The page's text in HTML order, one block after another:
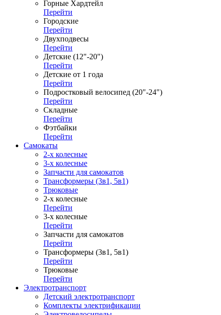
Горные Хардтейл
Перейти
Городские
Перейти
Двухподвесы
Перейти
Детские (12"-20")
Перейти
Детские от 1 года
Перейти
Подростковый велосипед (20"-24")
Перейти
Складные
Перейти
Фэтбайки
Перейти
Самокаты
2-х колесные
3-х колесные
Запчасти для самокатов
Трансформеры (3в1, 5в1)
Трюковые
2-х колесные
Перейти
3-х колесные
Перейти
Запчасти для самокатов
Перейти
Трансформеры (3в1, 5в1)
Перейти
Трюковые
Перейти
Электротранспорт
Детский электротранспорт
Комплекты электрификации